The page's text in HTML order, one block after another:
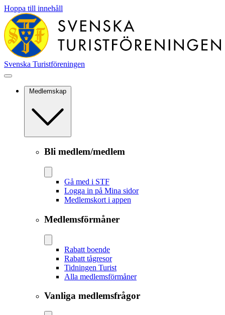
Hoppa till innehåll
Svenska Turistföreningen
Medlemskap
Bli medlem/medlem
Gå med i STF
Logga in på Mina sidor
Medlemskort i appen
Medlemsförmåner
Rabatt boende
Rabatt tågresor
Tidningen Turist
Alla medlemsförmåner
Vanliga medlemsfrågor